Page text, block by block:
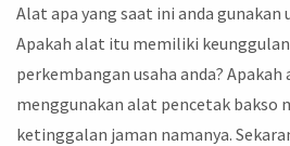
Alat apa yang saat ini anda gunakan
Apakah alat itu memiliki
perkembangan usaha anda? Apakah
menggunakan alat pencetak bakso
ketinggalan jaman namanya.